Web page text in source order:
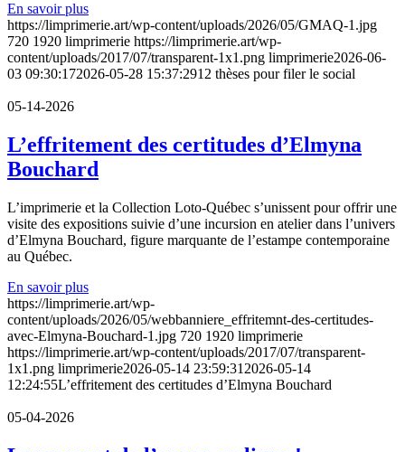
En savoir plus
https://limprimerie.art/wp-content/uploads/2026/05/GMAQ-1.jpg
720 1920 limprimerie https://limprimerie.art/wp-
content/uploads/2017/07/transparent-1x1.png limprimerie2026-06-
03 09:30:172026-05-28 15:37:2912 thèses pour filer le social
05-14-2026
L’effritement des certitudes d’Elmyna
Bouchard
L’imprimerie et la Collection Loto-Québec s’unissent pour offrir une
visite des expositions suivie d’une incursion en atelier dans l’univers
d’Elmyna Bouchard, figure marquante de l’estampe contemporaine
au Québec.
En savoir plus
https://limprimerie.art/wp-
content/uploads/2026/05/webbanniere_effritemnt-des-certitudes-
avec-Elmyna-Bouchard-1.jpg 720 1920 limprimerie
https://limprimerie.art/wp-content/uploads/2017/07/transparent-
1x1.png limprimerie2026-05-14 23:59:31 2026-05-14
12:24:55L’effritement des certitudes d’Elmyna Bouchard
05-04-2026